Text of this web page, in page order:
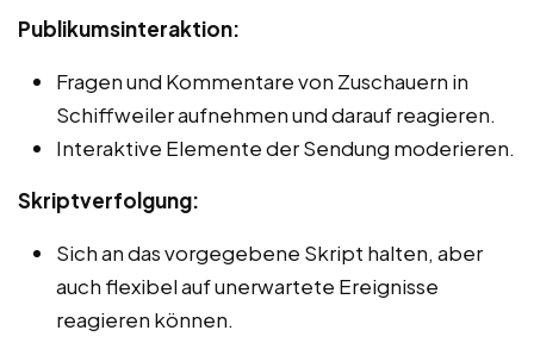
Publikumsinteraktion:
Fragen und Kommentare von Zuschauern in
Schiffweiler aufnehmen und darauf reagieren.
Interaktive Elemente der Sendung moderieren.
Skriptverfolgung:
Sich an das vorgegebene Skript halten, aber
auch flexibel auf unerwartete Ereignisse
reagieren können.